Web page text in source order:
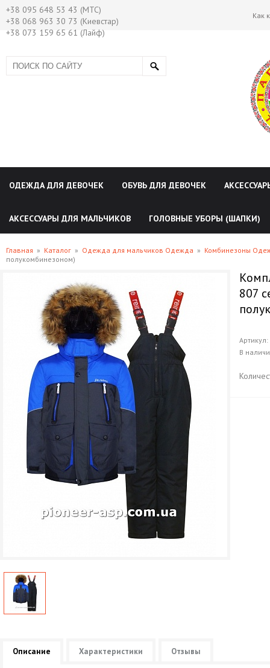
+38 095 648 53 43 (МТС)
+38 068 963 30 73 (Киевстар)
+38 073 159 65 61 (Лайф)
Как
ОДЕЖДА ДЛЯ ДЕВОЧЕК ОБУВЬ ДЛЯ ДЕВОЧЕК
АКСЕССУАРЫ ДЛЯ МАЛЬЧИКОВ ГОЛОВНЫЕ УБОРЫ (ШАПКИ)
Главная » Каталог » Одежда для мальчиков Одежда » Комбинезоны
полукомбинезоном)
807
Артикул:
В
Описание Характеристики Отзывы